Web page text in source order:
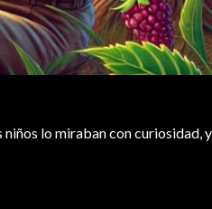
lo miraban con curiosidad,